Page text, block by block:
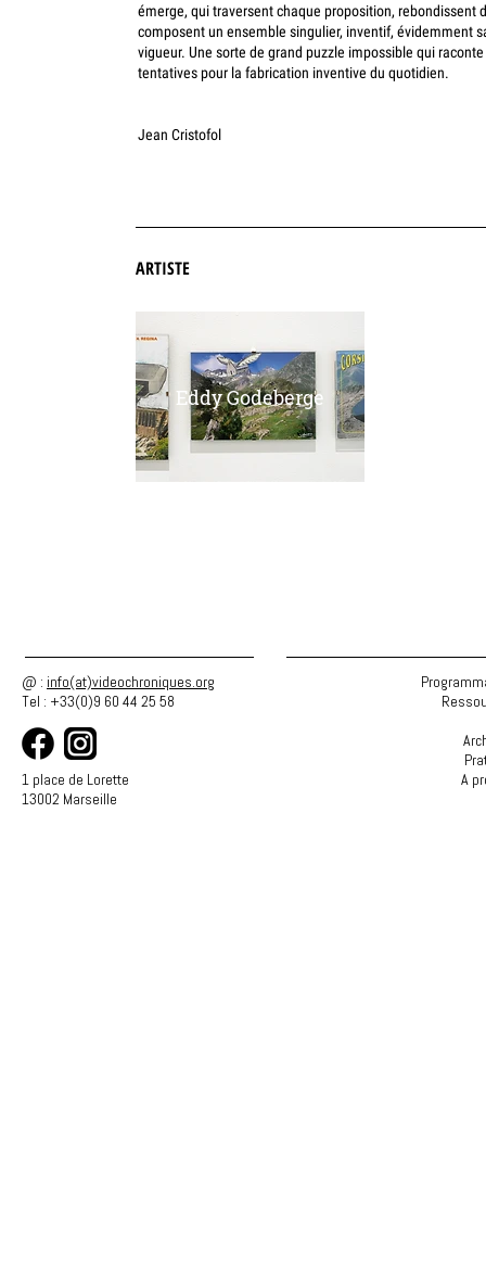
émerge, qui traversent chaque proposition, rebondissent
composent un ensemble singulier, inventif, évidemment
vigueur. Une sorte de grand puzzle impossible qui
tentatives pour la fabrication inventive du quotidien.
Jean Cristofol
ARTISTE
Eddy Godeberge
@ : info(at)videochroniques.org
Tel : +33(0)9 60 44 25 58
1 place de Lorette
13002 Marseille
A